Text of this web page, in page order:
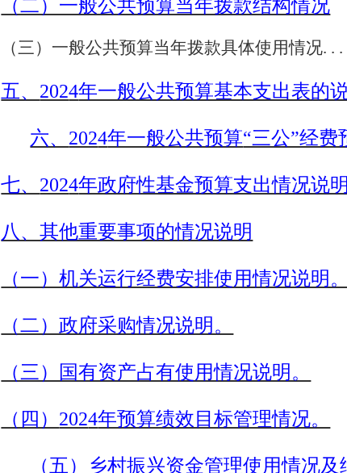
（二）一般公共预算当年拨款结构情况
（三）一般公共预算当年拨款具体使用情况. . .
五、 2024年一般公共预算基本支出表的
六、 2024年一般公共预算“三公”经费
七、 2024年政府性基金预算支出情况说明
八、其他重要事项的情况说明
（一）机关运行经费安排使用情况说明。
（二）政府采购情况说明。
（三）国有资产占有使用情况说明。
（四） 2024年预算绩效目标管理情况。
（五）乡村振兴资金管理使用情况